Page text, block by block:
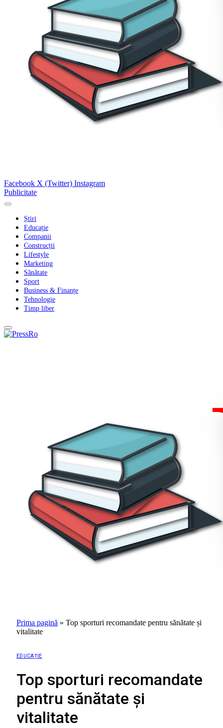
Facebook X (Twitter) Instagram
Publicitate
Știri
Educație
Companii
Construcții
Lifestyle
Marketing
Sănătate
Sport
Business & Finanțe
Tehnologie
Timp liber
Prima pagină » Top sporturi recomandate pentru sănătate și
vitalitate
EDUCAȚIE
Top sporturi recomandate
pentru sănătate și
vitalitate